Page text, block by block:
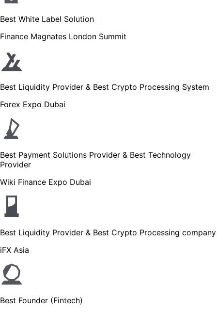
Best White Label Solution
Finance Magnates London Summit
Best Liquidity Provider & Best Crypto Processing System
Forex Expo Dubai
Best Payment Solutions Provider & Best Technology
Provider
Wiki Finance Expo Dubai
Best Liquidity Provider & Best Crypto Processing company
iFX Asia
Best Founder (Fintech)